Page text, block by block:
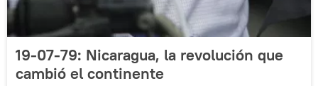
19-07-79: Nicaragua, la revolución que
cambió el continente